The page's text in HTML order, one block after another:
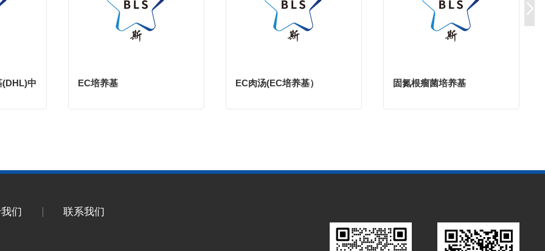
(DHL)中 EC培养基 EC肉汤(EC培养基） 固氮根瘤菌培养基
们 联系我们